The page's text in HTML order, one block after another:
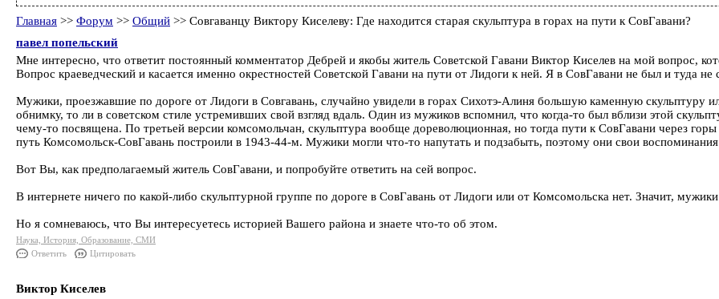
Главная >> Форум >> Общий >> Совгаванцу Виктору Киселеву: Где находится старая скульптура в горах на пути к СовГавани?
павел попельский
Мне интересно, что ответит постоянный комментатор Дебрей и якобы житель Советской Гавани Виктор Киселев на мой вопрос,
Вопрос краеведческий и касается именно окрестностей Советской Гавани на пути от Лидоги к ней. Я в СовГавани не был и туда
Мужики, проезжавшие по дороге от Лидоги в Совгавань, случайно увидели в горах Сихотэ-Алиня большую каменную
обнимку, то ли в советском стиле устремивших свой взгляд вдаль. Один из мужиков вспомнил, что когда-то был вблизи этой
чему-то посвящена. По третьей версии комсомольчан, скульптура вообще дореволюционная, но тогда пути к СовГавани через горы
путь Комсомольск-СовГавань построили в 1943-44-м. Мужики могли что-то напутать и подзабыть, поэтому они свои
Вот Вы, как предполагаемый житель СовГавани, и попробуйте ответить на сей вопрос.
В интернете ничего по какой-либо скульптурной группе по дороге в СовГавань от Лидоги или от Комсомольска нет. Значит,
Но я сомневаюсь, что Вы интересуетесь историей Вашего района и знаете что-то об этом.
Наука, История, Образование, СМИ
Ответить
Цитировать
Виктор Киселев